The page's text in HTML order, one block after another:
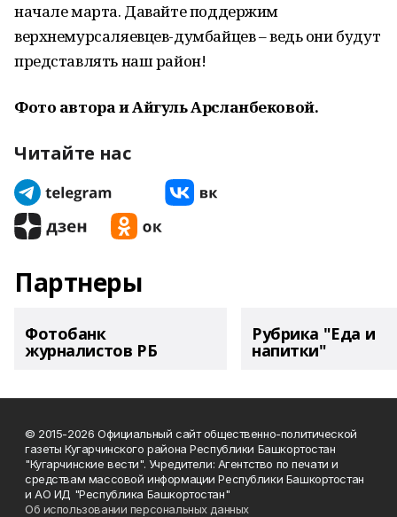
начале марта. Давайте поддержим
верхнемурсаляевцев-думбайцев – ведь они будут
представлять наш район!
Фото автора и Айгуль Арсланбековой.
Читайте нас
Партнеры
Фотобанк
журналистов РБ
Рубрика "Еда и
напитки"
© 2015-2026 Официальный сайт общественно-политической
газеты Кугарчинского района Республики Башкортостан
"Кугарчинские вести". Учредители: Агентство по печати и
средствам массовой информации Республики Башкортостан
и АО ИД "Республика Башкортостан"
Об использовании персональных данных